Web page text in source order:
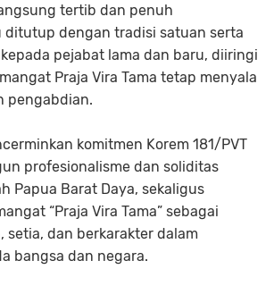
tertib dan penuh
ditutup dengan tradisi satuan serta
pejabat lama dan baru, diiringi
Praja Vira Tama tetap menyala
pengabdian.
komitmen Korem 181/PVT
profesionalisme dan soliditas
Papua Barat Daya, sekaligus
“Praja Vira Tama” sebagai
dan berkarakter dalam
bangsa dan negara.